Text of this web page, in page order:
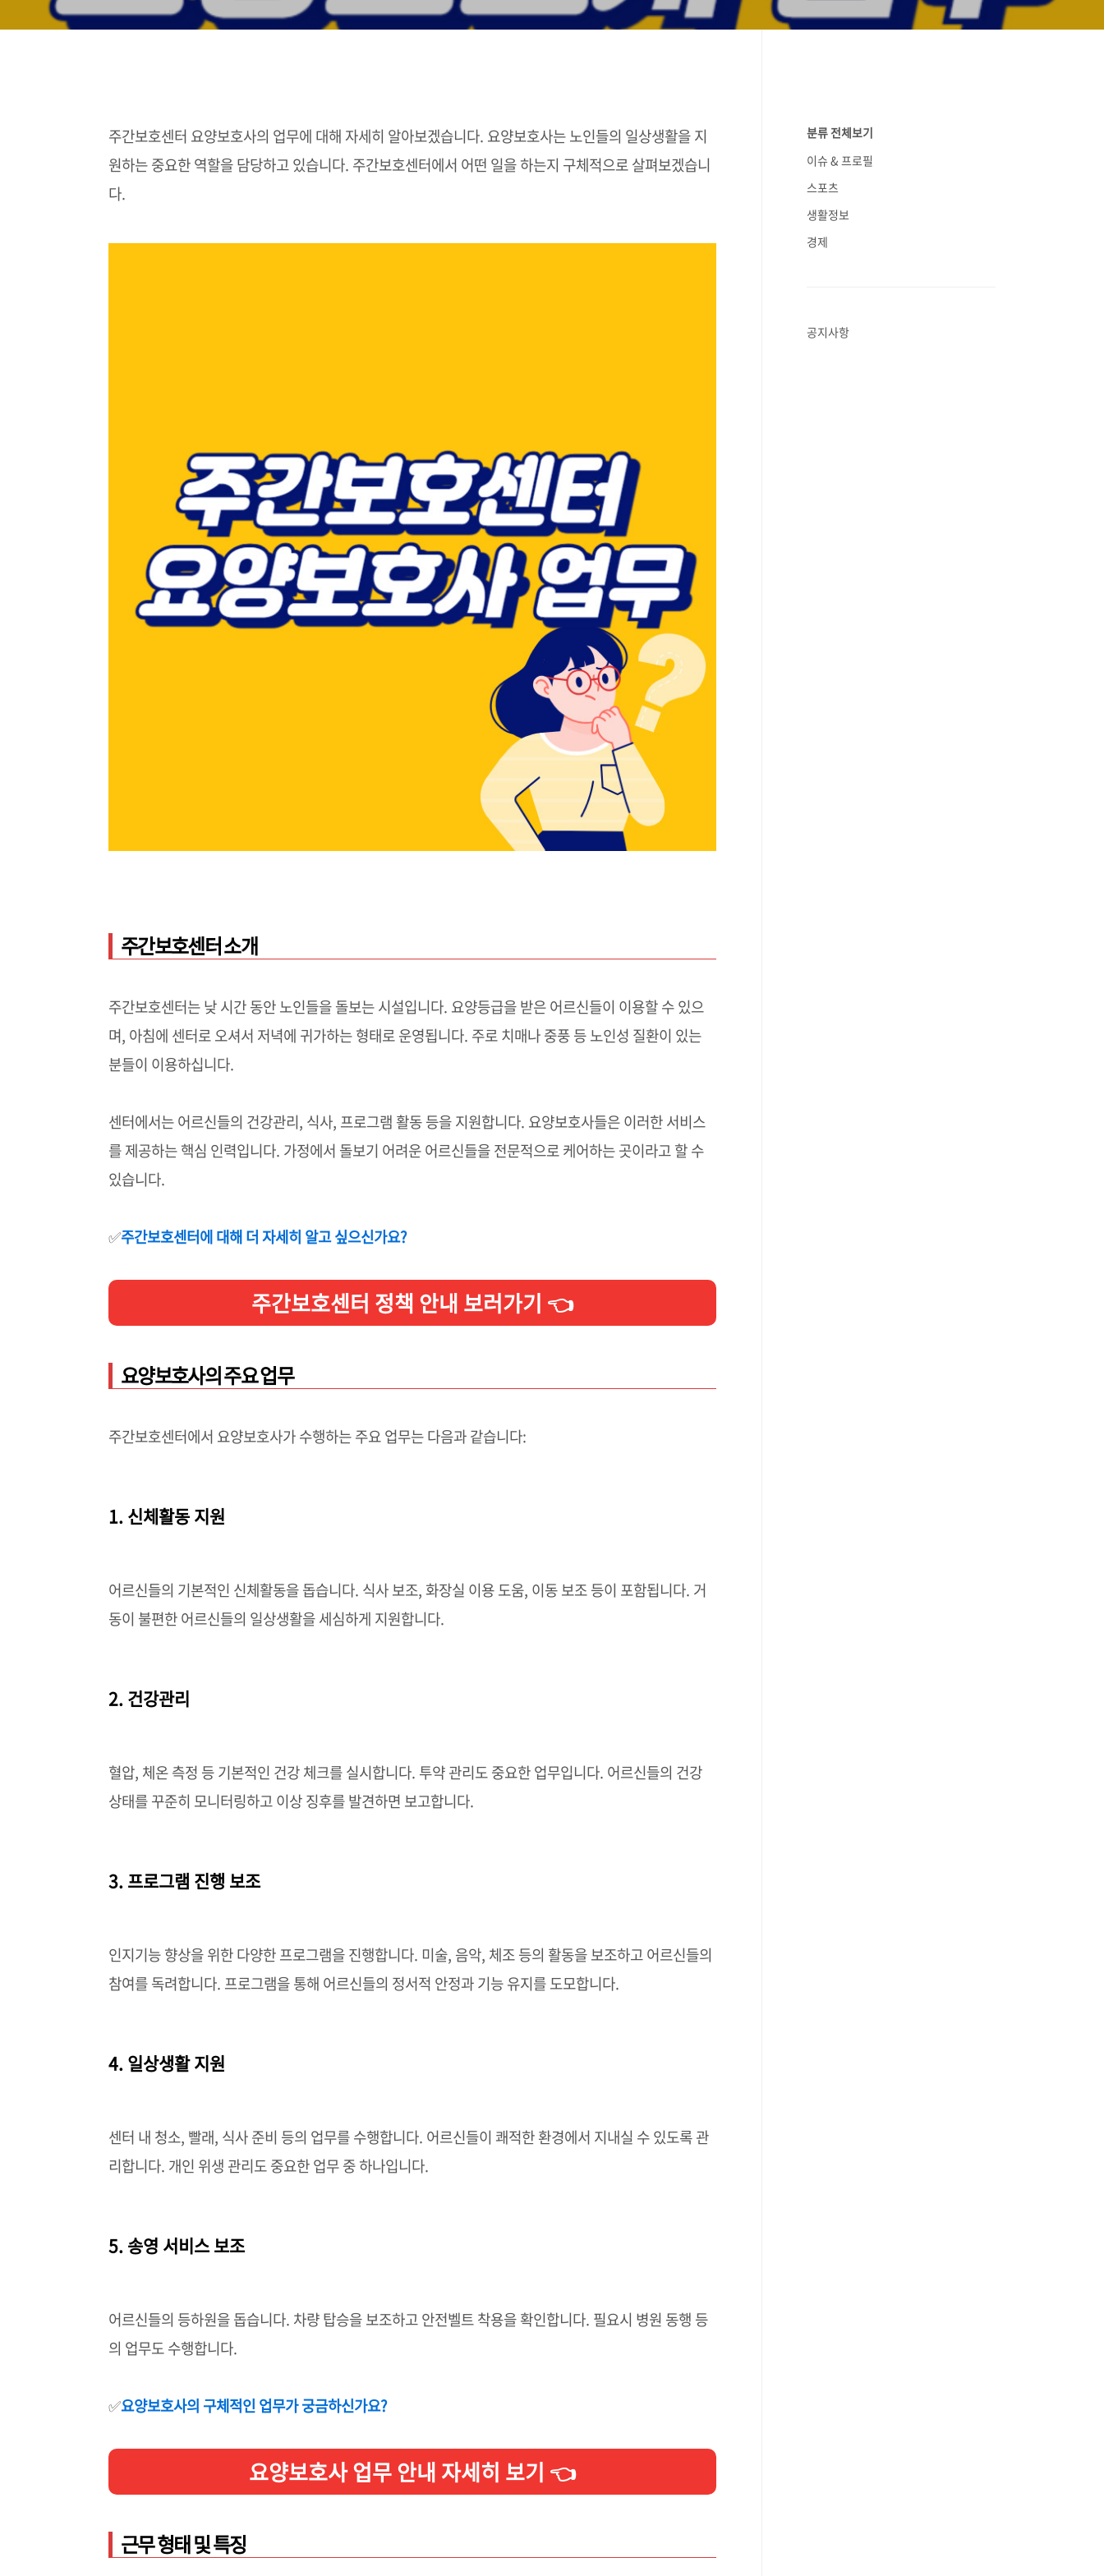
주간보호센터 요양보호사의 업무에 대해 자세히 알아보겠습니다. 요양보호사는 노인들의 일상생활을 지
원하는 중요한 역할을 담당하고 있습니다. 주간보호센터에서 어떤 일을 하는지 구체적으로 살펴보겠습니
다.
주간보호센터 소개
주간보호센터는 낮 시간 동안 노인들을 돌보는 시설입니다. 요양등급을 받은 어르신들이 이용할 수 있으
며, 아침에 센터로 오셔서 저녁에 귀가하는 형태로 운영됩니다. 주로 치매나 중풍 등 노인성 질환이 있는
분들이 이용하십니다.
센터에서는 어르신들의 건강관리, 식사, 프로그램 활동 등을 지원합니다. 요양보호사들은 이러한 서비스
를 제공하는 핵심 인력입니다. 가정에서 돌보기 어려운 어르신들을 전문적으로 케어하는 곳이라고 할 수
있습니다.
✅주간보호센터에 대해 더 자세히 알고 싶으신가요?
주간보호센터 정책 안내 보러가기 👈
요양보호사의 주요 업무
주간보호센터에서 요양보호사가 수행하는 주요 업무는 다음과 같습니다:
1. 신체활동 지원
어르신들의 기본적인 신체활동을 돕습니다. 식사 보조, 화장실 이용 도움, 이동 보조 등이 포함됩니다. 거
동이 불편한 어르신들의 일상생활을 세심하게 지원합니다.
2. 건강관리
혈압, 체온 측정 등 기본적인 건강 체크를 실시합니다. 투약 관리도 중요한 업무입니다. 어르신들의 건강
상태를 꾸준히 모니터링하고 이상 징후를 발견하면 보고합니다.
3. 프로그램 진행 보조
인지기능 향상을 위한 다양한 프로그램을 진행합니다. 미술, 음악, 체조 등의 활동을 보조하고 어르신들의
참여를 독려합니다. 프로그램을 통해 어르신들의 정서적 안정과 기능 유지를 도모합니다.
4. 일상생활 지원
센터 내 청소, 빨래, 식사 준비 등의 업무를 수행합니다. 어르신들이 쾌적한 환경에서 지내실 수 있도록 관
리합니다. 개인 위생 관리도 중요한 업무 중 하나입니다.
5. 송영 서비스 보조
어르신들의 등하원을 돕습니다. 차량 탑승을 보조하고 안전벨트 착용을 확인합니다. 필요시 병원 동행 등
의 업무도 수행합니다.
✅요양보호사의 구체적인 업무가 궁금하신가요?
요양보호사 업무 안내 자세히 보기 👈
근무 형태 및 특징
분류 전체보기
이슈 & 프로필
스포츠
생활정보
경제
공지사항